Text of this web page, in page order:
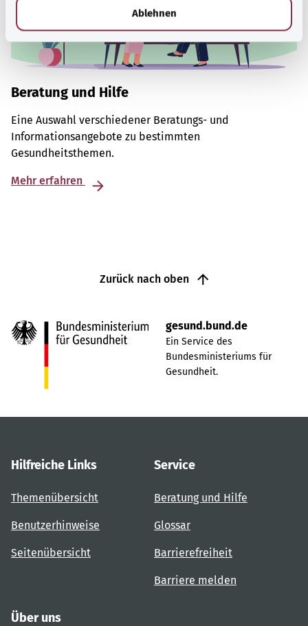
Ablehnen
Beratung und Hilfe
Eine Auswahl verschiedener Beratungs- und
Informationsangebote zu bestimmten
Gesundheitsthemen.
Mehr erfahren
Zurück nach oben
gesund.bund.de
Ein Service des
Bundesministeriums für
Gesundheit.
Hilfreiche Links
Themenübersicht
Benutzerhinweise
Seitenübersicht
Service
Beratung und Hilfe
Glossar
Barrierefreiheit
Barriere melden
Über uns